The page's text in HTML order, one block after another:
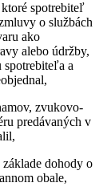
spotrebiteľ
o službách
ako
alebo údržby,
spotrebiteľa a
zvukovo-
predávaných v
dohody o
obale,